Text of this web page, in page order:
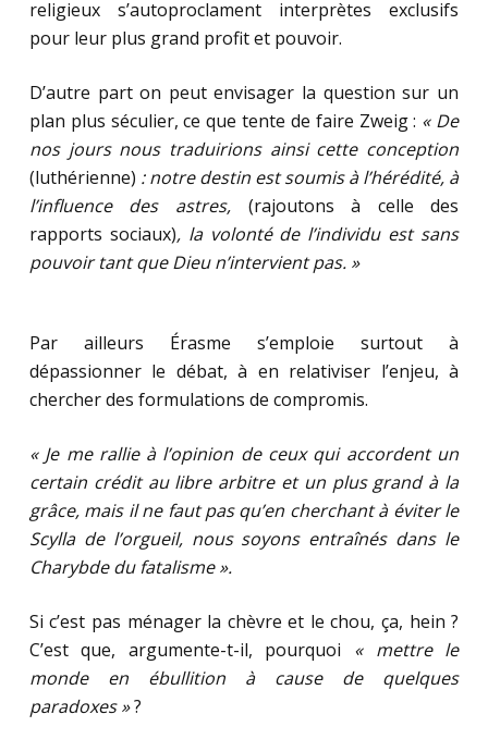
religieux s’autoproclament interprètes exclusifs
pour leur plus grand profit et pouvoir.
D’autre part on peut envisager la question sur un
plan plus séculier, ce que tente de faire Zweig : « De
nos jours nous traduirions ainsi cette conception
(luthérienne) : notre destin est soumis à l’hérédité, à
l’influence des astres, (rajoutons à celle des
rapports sociaux), la volonté de l’individu est sans
pouvoir tant que Dieu n’intervient pas. »
Par ailleurs Érasme s’emploie surtout à
dépassionner le débat, à en relativiser l’enjeu, à
chercher des formulations de compromis.
« Je me rallie à l’opinion de ceux qui accordent un
certain crédit au libre arbitre et un plus grand à la
grâce, mais il ne faut pas qu’en cherchant à éviter le
Scylla de l’orgueil, nous soyons entraînés dans le
Charybde du fatalisme ».
Si c’est pas ménager la chèvre et le chou, ça, hein ?
C’est que, argumente-t-il, pourquoi « mettre le
monde en ébullition à cause de quelques
paradoxes »?